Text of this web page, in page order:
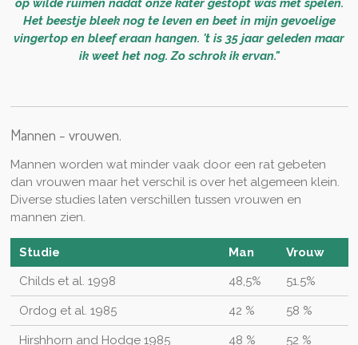
op wilde ruimen nadat onze kater gestopt was met spelen.
Het beestje bleek nog te leven en beet in mijn gevoelige
vingertop en bleef eraan hangen. 't is 35 jaar geleden maar
ik weet het nog. Zo schrok ik ervan."
Mannen - vrouwen.
Mannen worden wat minder vaak door een rat gebeten
dan vrouwen maar het verschil is over het algemeen klein.
Diverse studies laten verschillen tussen vrouwen en
mannen zien.
Studie Man
Vrouw
Childs et al. 1998
48,5% 51.5%
Ordog et al. 1985 42 % 58 %
Hirshhorn and Hodge 1985 48 % 52 %